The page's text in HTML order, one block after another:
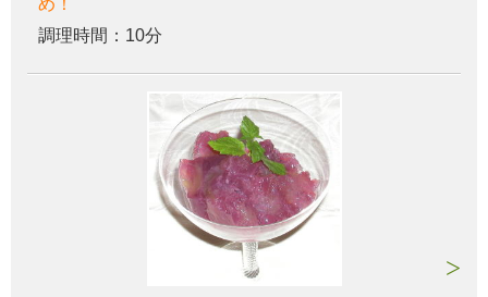
調理時間：10分